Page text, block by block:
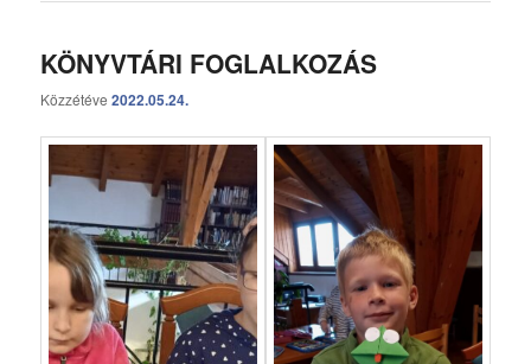
KÖNYVTÁRI FOGLALKOZÁS
Közzétéve2022.05.24.